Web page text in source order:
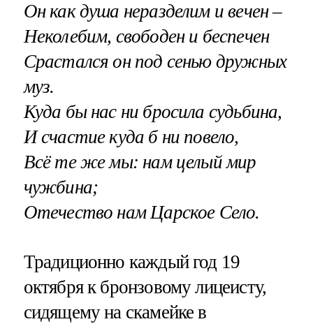
Он как душа неразделим и вечен –
Неколебим, свободен и беспечен
Срастался он под сенью дружных
муз.
Куда бы нас ни бросила судьбина,
И счастие куда б ни повело,
Всё те же мы: нам целый мир
чужбина;
Отечество нам Царское Село.
Традиционно каждый год 19
октября к бронзовому лицеисту,
сидящему на скамейке в